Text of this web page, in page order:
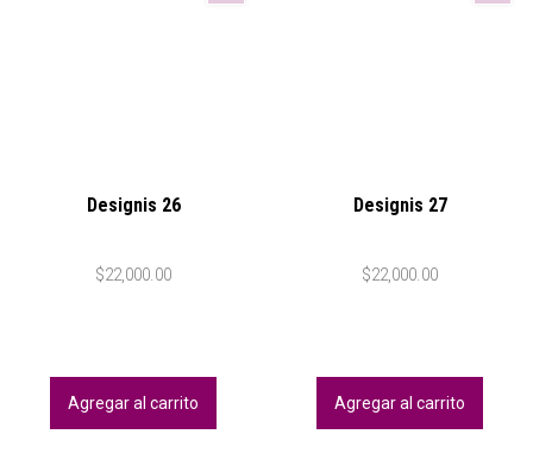
Designis 26
$22,000.00
Agregar al carrito
Designis 27
$22,000.00
Agregar al carrito